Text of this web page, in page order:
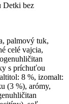
Detki bez
palmový tuk,
celé vajcia,
s príchuťou
8 %, izomalt:
(3 %), arómy,